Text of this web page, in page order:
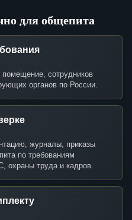
для общепита
сотрудников
органов по России.
журналы, приказы
по требованиям
охраны труда и кадров.